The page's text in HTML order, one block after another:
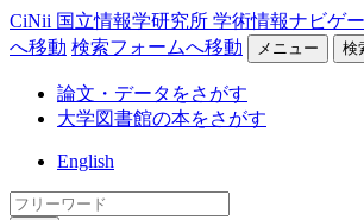
CiNii 国立情報学研究所 学術情報ナビゲ
へ移動 検索フォームへ移動 メニュー 検
論文・データをさがす
大学図書館の本をさがす
English